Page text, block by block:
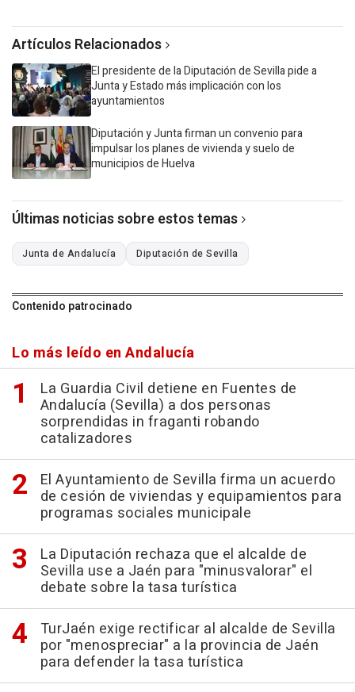
Artículos Relacionados
El presidente de la Diputación de Sevilla pide a
Junta y Estado más implicación con los
ayuntamientos
Diputación y Junta firman un convenio para
impulsar los planes de vivienda y suelo de
municipios de Huelva
Últimas noticias sobre estos temas
Junta de Andalucía Diputación de Sevilla
Contenido patrocinado
Lo más leído en Andalucía
La Guardia Civil detiene en Fuentes de
Andalucía (Sevilla) a dos personas
sorprendidas in fraganti robando
catalizadores
El Ayuntamiento de Sevilla firma un acuerdo
de cesión de viviendas y equipamientos para
programas sociales municipale
La Diputación rechaza que el alcalde de
Sevilla use a Jaén para "minusvalorar" el
debate sobre la tasa turística
TurJaén exige rectificar al alcalde de Sevilla
por "menospreciar" a la provincia de Jaén
para defender la tasa turística